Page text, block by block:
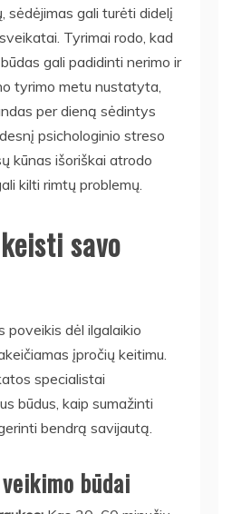
sėdėjimas gali turėti didelį
Tyrimai rodo, kad
gali padidinti nerimo ir
tyrimo metu nustatyta,
per dieną sėdintys
psichologinio streso
kūnas išoriškai atrodo
kilti rimtų problemų.
savo
poveikis dėl ilgalaikio
įpročių keitimu.
specialistai
būdus, kaip sumažinti
bendrą savijautą.
būdai